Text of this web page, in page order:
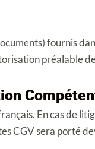
fournis
préalable
En cas de
CGV sera porté